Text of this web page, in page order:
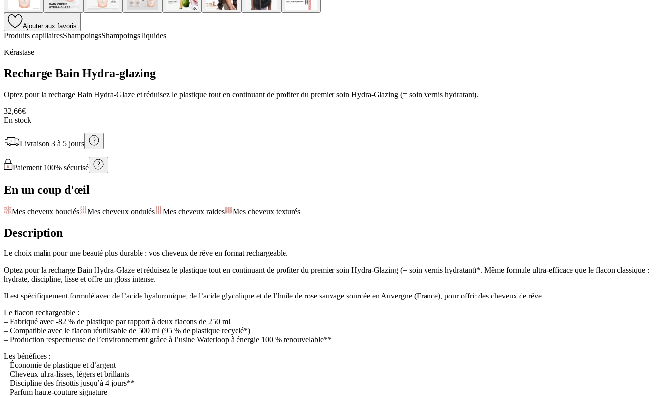
Ajouter aux favoris
Produits capillairesShampoingsShampoings liquides
Kérastase
Recharge Bain Hydra-glazing
Optez pour la recharge Bain Hydra-Glaze et réduisez le plastique tout en continuant de profiter du premier soin Hydra-Glazing (= soin vernis hydratant).
32,66€
En stock
Livraison 3 à 5 jours
Paiement 100% sécurisé
En un coup d'œil
Mes cheveux bouclés Mes cheveux ondulés Mes cheveux raides Mes cheveux texturés
Description
Le choix malin pour une beauté plus durable : vos cheveux de rêve en format rechargeable.
Optez pour la recharge Bain Hydra-Glaze et réduisez le plastique tout en continuant de profiter du premier soin Hydra-Glazing (= soin vernis hydratant)*. Même formule ultra-efficace que le flacon classique :
hydrate, discipline, lisse et offre un gloss intense.
Il est spécifiquement formulé avec de l’acide hyaluronique, de l’acide glycolique et de l’huile de rose sauvage sourcée en Auvergne (France), pour offrir des cheveux de rêve.
Le flacon rechargeable :
– Fabriqué avec -82 % de plastique par rapport à deux flacons de 250 ml
– Compatible avec le flacon réutilisable de 500 ml (95 % de plastique recyclé*)
– Production respectueuse de l’environnement grâce à l’usine Waterloop à énergie 100 % renouvelable**
Les bénéfices :
– Économie de plastique et d’argent
– Cheveux ultra-lisses, légers et brillants
– Discipline des frisottis jusqu’à 4 jours**
– Parfum haute-couture signature